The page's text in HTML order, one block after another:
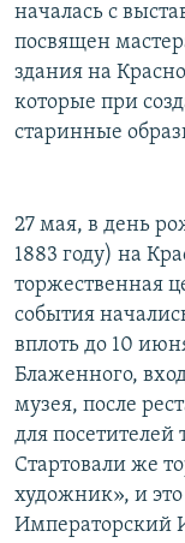
началась с
посвящен
здания на
которые при
старинные
27 мая, в день
1883 году) на
торжественная
события
вплоть до 10
Блаженного,
музея, после
для
Стартовали же
художник», и
Императорский